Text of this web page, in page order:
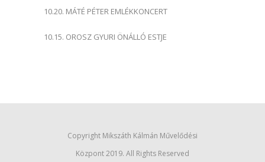
10.20. MÁTÉ PÉTER EMLÉKKONCERT
10.15. OROSZ GYURI ÖNÁLLÓ ESTJE
Copyright Mikszáth Kálmán Művelődési
Központ 2019. All Rights Reserved